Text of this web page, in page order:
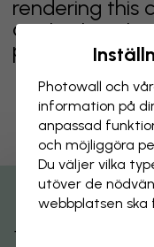
rendering this
contact
problem
Utforska fler
Photowall och
information på
anpassad
och möjliggöra
Du väljer vilka
utöver de
webbplatsen ska